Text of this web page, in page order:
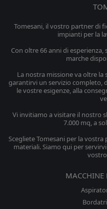
Tomesani, il vostro partner di
impianti per la
Con oltre 66 anni di
marche
La nostra missione va oltre
garantirvi un servizio completo,
le vostre esigenze, alla
Vi invitiamo a visitare il nostro
7.000 mq, a
Scegliete Tomesani per la
materiali. Siamo qui per
MACCHINE